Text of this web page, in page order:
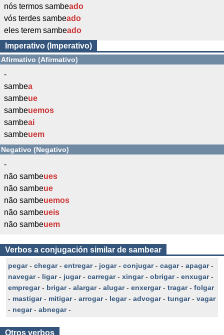
nós termos sambeado
vós terdes sambeado
eles terem sambeado
Imperativo (Imperativo)
Afirmativo (Afirmativo)
-
sambea
sambeue
sambeuemos
sambeai
sambeuem
Negativo (Negativo)
-
não sambeues
não sambeue
não sambeuemos
não sambeueis
não sambeuem
Verbos a conjugación similar de sambear
pegar- chegar- entregar- jogar- conjugar- cagar- apagar-
navegar- ligar- jugar- carregar- xingar- obrigar- enxugar-
empregar- brigar- alargar- alugar- enxergar- tragar- folgar
- mastigar- mitigar- arrogar- legar- advogar- tungar- vagar
- negar- abnegar-
Otros verbos